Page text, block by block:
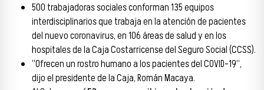
500 trabajadoras sociales conforman 135 equipos
interdisciplinarios que trabaja en la atención de pacientes
del nuevo coronavirus, en 106 áreas de salud y en los
hospitales de la Caja Costarricense del Seguro Social (CCSS).
“Ofrecen un rostro humano a los pacientes del COVID-19”,
dijo el presidente de la Caja, Román Macaya.